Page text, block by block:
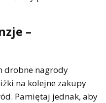
–
drobne nagrody
na kolejne zakupy
Pamiętaj jednak, aby